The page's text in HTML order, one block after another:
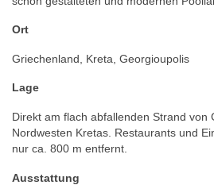
Ort
Griechenland, Kreta, Georgioupolis
Lage
Direkt am flach abfallenden Strand von
Nordwesten Kretas. Restaurants und
nur ca. 800 m entfernt.
Ausstattung